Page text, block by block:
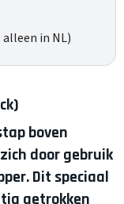
in NL)
boven
door gebruik
Dit speciaal
getrokken